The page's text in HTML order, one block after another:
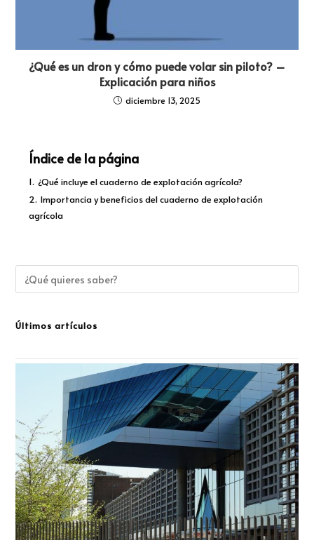
¿Qué es un dron y cómo puede volar sin piloto? –
Explicación para niños
diciembre 13, 2025
Índice de la página
1. ¿Qué incluye el cuaderno de explotación agrícola?
2. Importancia y beneficios del cuaderno de explotación
agrícola
Últimos artículos